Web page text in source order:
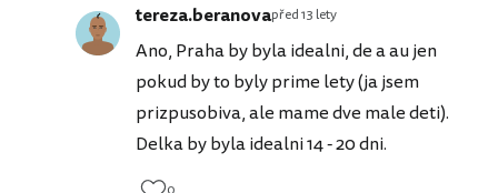
tereza.beranovapřed 13 lety
Ano, Praha by byla idealni, de a au jen
pokud by to byly prime lety (ja jsem
prizpusobiva, ale mame dve male deti).
Delka by byla idealni 14 - 20 dni.